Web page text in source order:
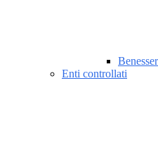
Enti controllati